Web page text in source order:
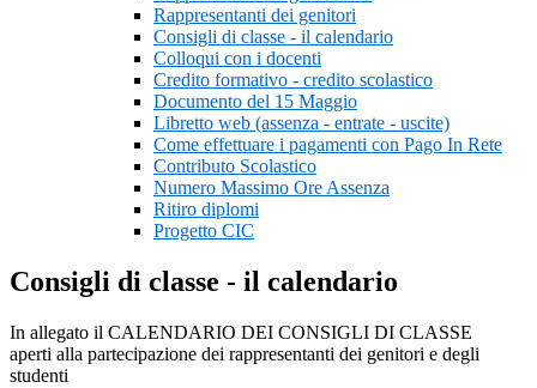
Rappresentanti dei genitori
Consigli di classe - il calendario
Colloqui con i docenti
Credito formativo - credito scolastico
Documento del 15 Maggio
Libretto web (assenza - entrate - uscite)
Come effettuare i pagamenti con Pago In Rete
Contributo Scolastico
Numero Massimo Ore Assenza
Ritiro diplomi
Progetto CIC
Consigli di classe - il calendario
In allegato il CALENDARIO DEI CONSIGLI DI CLASSE
aperti alla partecipazione dei rappresentanti dei genitori e degli
studenti